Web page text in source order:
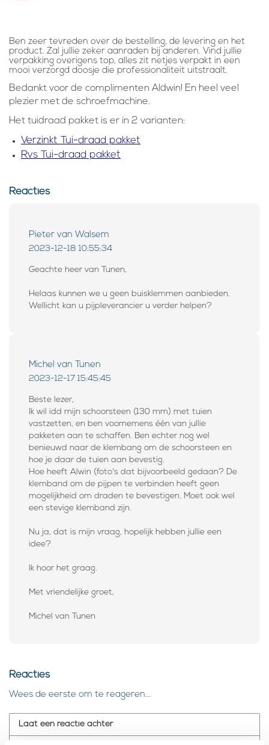
Ben zeer tevreden over de bestelling, de levering en het
product. Zal jullie zeker aanraden bij anderen. Vind jullie
verpakking overigens top, alles zit netjes verpakt in een
mooi verzorgd doosje die professionaliteit uitstraalt.
Bedankt voor de complimenten Aldwin! En heel veel
plezier met de schroefmachine.
Het tuidraad pakket is er in 2 varianten:
Verzinkt Tui-draad pakket
Rvs Tui-draad pakket
Reacties
Pieter van Walsem
2023-12-18 10:55:34
Geachte heer van Tunen,
Helaas kunnen we u geen buisklemmen aanbieden.
Wellicht kan u pijpleverancier u verder helpen?
Michel van Tunen
2023-12-17 15:45:45
Beste lezer,
Ik wil idd mijn schoorsteen (130 mm) met tuien
vastzetten, en ben voornemens één van jullie
pakketen aan te schaffen. Ben echter nog wel
benieuwd naar de klembang om de schoorsteen en
hoe je daar de tuien aan bevestig.
Hoe heeft Alwin (foto's dat bijvoorbeeld gedaan? De
klemband om de pijpen te verbinden heeft geen
mogelijkheid om draden te bevestigen. Moet ook wel
een stevige klemband zijn.
Nu ja, dat is mijn vraag, hopelijk hebben jullie een
idee?
Ik hoor het graag.
Met vriendelijke groet,
Michel van Tunen
Reacties
Wees de eerste om te reageren...
Laat een reactie achter